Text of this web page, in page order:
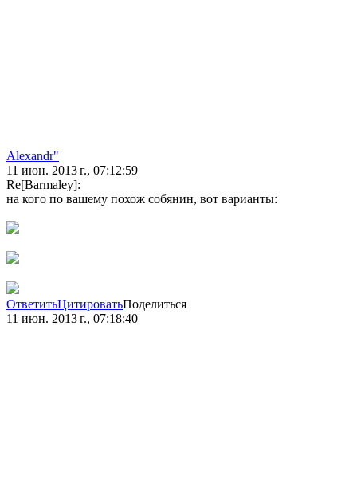
Alexandr"
11 июн. 2013 г., 07:12:59
Re[Barmaley]:
на кого по вашему похож собянин, вот варианты:
ОтветитьЦитироватьПоделиться
11 июн. 2013 г., 07:18:40